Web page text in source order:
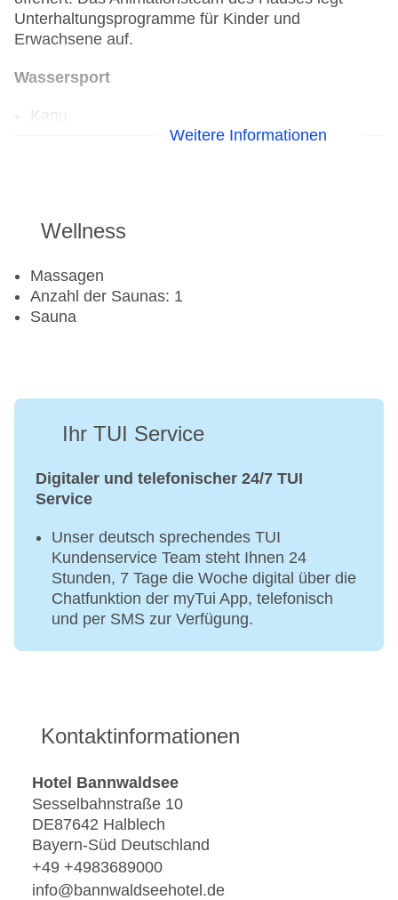
Unterhaltungsprogramme für Kinder und
Erwachsene auf.
Wassersport
Kanu
Fahrradverleih: gegen Gebühr
Fitnessraum
Weitere Informationen
Wellness
Massagen
Anzahl der Saunas: 1
Sauna
Ihr TUI Service
Digitaler und telefonischer 24/7 TUI
Service
Unser deutsch sprechendes TUI
Kundenservice Team steht Ihnen 24
Stunden, 7 Tage die Woche digital über die
Chatfunktion der myTui App, telefonisch
und per SMS zur Verfügung.
Kontaktinformationen
Hotel Bannwaldsee
Sesselbahnstraße 10
DE87642 Halblech
Bayern-Süd Deutschland
+49 +4983689000
info@bannwaldseehotel.de